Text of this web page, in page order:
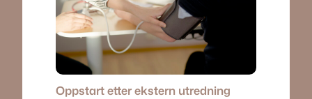
Oppstart etter ekstern utredning